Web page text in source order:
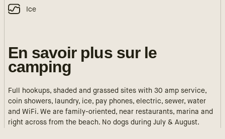
Ice
En savoir plus sur le
camping
Full hookups, shaded and grassed sites with 30 amp service,
coin showers, laundry, ice, pay phones, electric, sewer, water
and WiFi. We are family-oriented, near restaurants, marina and
right across from the beach. No dogs during July & August.